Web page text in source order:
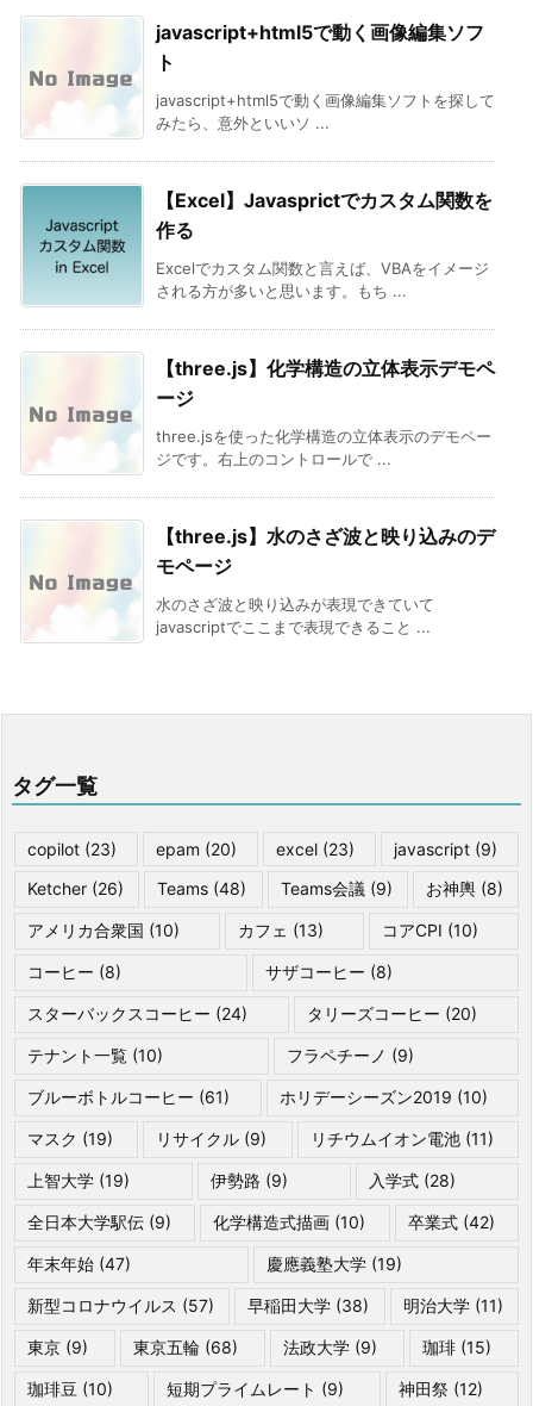
javascript+html5で動く画像編集ソフ
ト
javascript+html5で動く画像編集ソフトを探して
みたら、意外といいソ ...
【Excel】Javasprictでカスタム関数を
作る
Excelでカスタム関数と言えば、VBAをイメージ
される方が多いと思います。もち ...
【three.js】化学構造の立体表示デモペ
ージ
three.jsを使った化学構造の立体表示のデモペー
ジです。右上のコントロールで ...
【three.js】水のさざ波と映り込みのデ
モページ
水のさざ波と映り込みが表現できていて
javascriptでここまで表現できること ...
タグ一覧
copilot (23) epam (20) excel (23) javascript (9)
Ketcher (26) Teams (48) Teams会議 (9) お神輿(8)
アメリカ合衆国 (10) カフェ (13) コアCPI (10)
コーヒー (8) サザコーヒー (8)
スターバックスコーヒー (24) タリーズコーヒー (20)
テナント一覧 (10) フラペチーノ (9)
ブルーボトルコーヒー (61) ホリデーシーズン2019 (10)
マスク (19) リサイクル (9) リチウムイオン電池(11)
上智大学 (19) 伊勢路 (9) 入学式 (28)
全日本大学駅伝 (9) 化学構造式描画 (10) 卒業式(42)
年末年始 (47) 慶應義塾大学(19)
新型コロナウイルス (57) 早稲田大学 (38) 明治大学(11)
東京 (9) 東京五輪 (68) 法政大学 (9) 珈琲 (15)
珈琲豆 (10) 短期プライムレート (9) 神田祭(12)